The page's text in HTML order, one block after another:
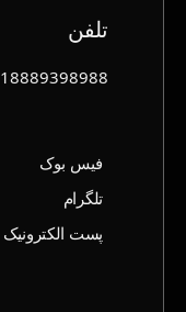
تلفن
18889398988+
فیس بوک
تلگرام
پست الکترونیک